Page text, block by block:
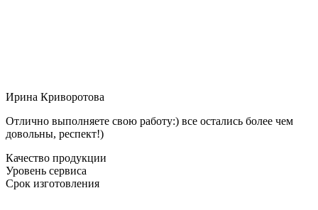
Ирина Криворотова
Отлично выполняете свою работу:) все остались более чем
довольны, респект!)
Качество продукции
Уровень сервиса
Срок изготовления